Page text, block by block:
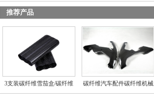
推荐产品
3支装碳纤维雪茄盒/碳纤维
雪
碳纤维汽车配件碳纤维机械
配